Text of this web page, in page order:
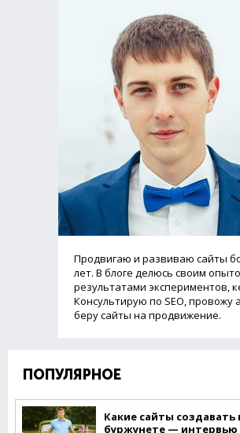
Продвигаю и развиваю сайты
лет. В блоге делюсь своим
результатами экспериментов,
Консультирую по SEO, провожу
беру сайты на продвижение.
ПОПУЛЯРНОЕ
Какие сайты создавать
буржунете —